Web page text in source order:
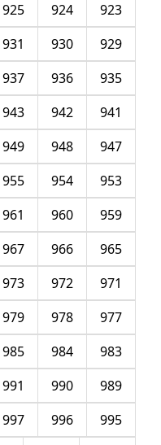
923
924
925
929
930
931
935
936
937
941
942
943
947
948
949
953
954
955
959
960
961
965
966
967
971
972
973
977
978
979
983
984
985
989
990
991
995
996
997